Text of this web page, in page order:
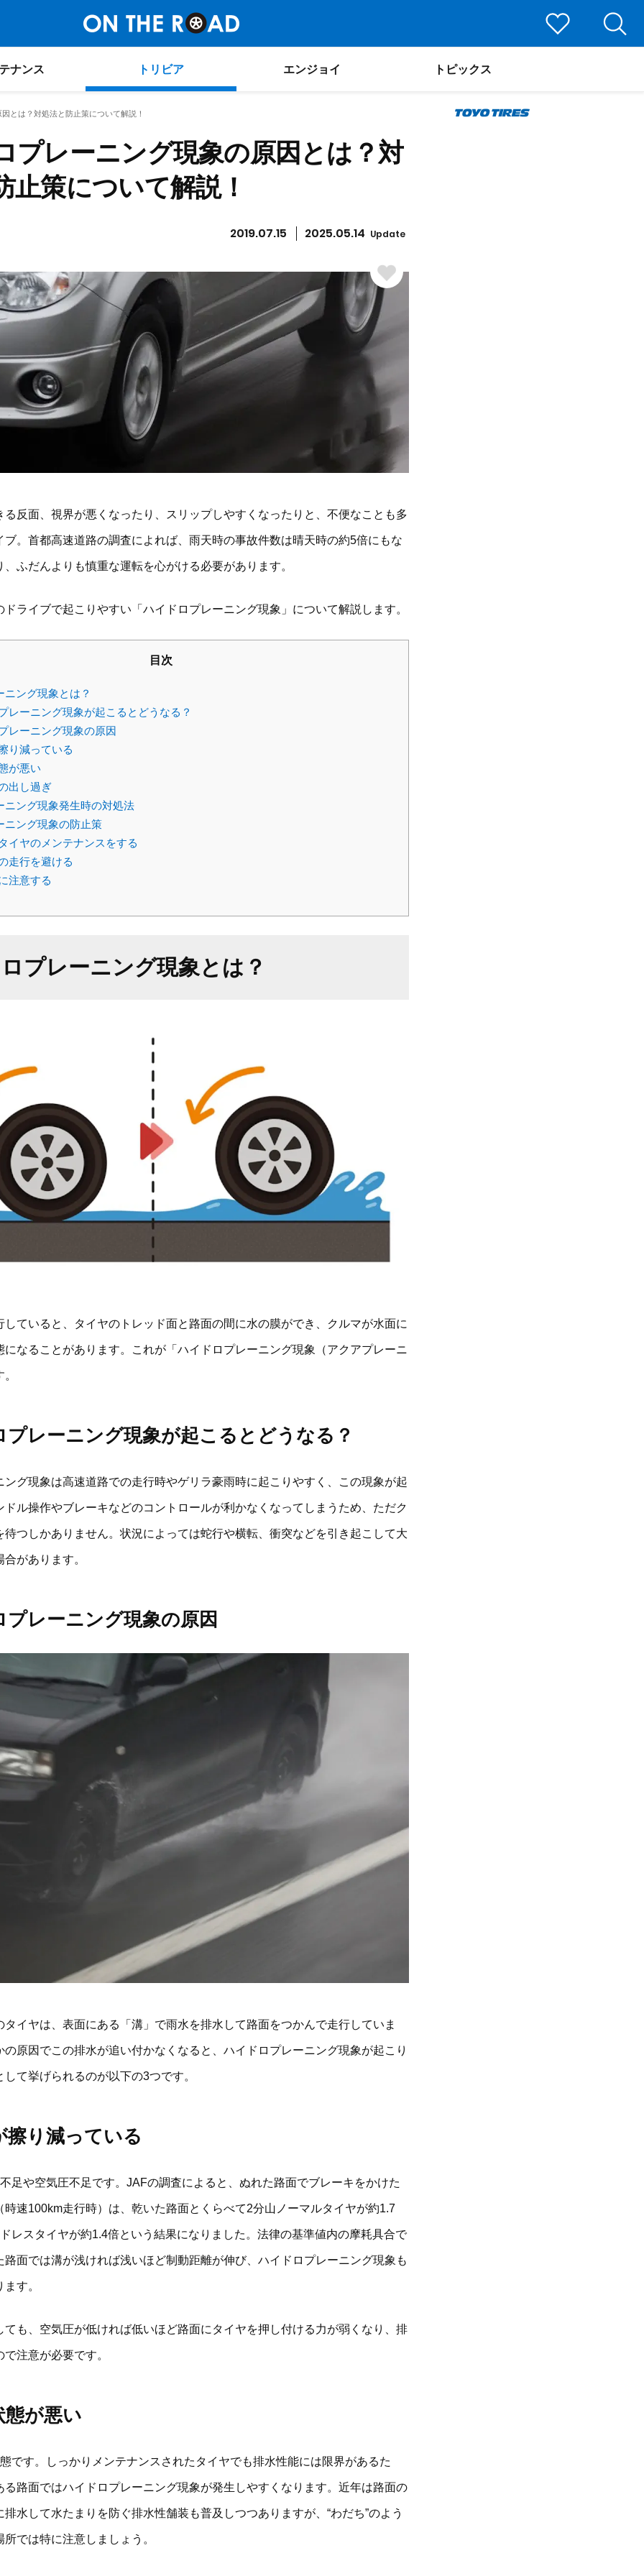
ナンス トリビア エンジョイ トピックス
とは？対処法と防止策について解説！
プレーニング現象の原因とは？対
止策について解説！
2019.07.15 2025.05.14 Update
る反面、視界が悪くなったり、スリップしやすくなったりと、不便なことも多
ブ。首都高速道路の調査によれば、雨天時の事故件数は晴天時の約5倍にもな
ふだんよりも慎重な運転を心がける必要があります。
ライブで起こりやすい「ハイドロプレーニング現象」について解説します。
目次
ング現象とは？
レーニング現象が起こるとどうなる？
レーニング現象の原因
り減っている
が悪い
出し過ぎ
ング現象発生時の対処法
ング現象の防止策
イヤのメンテナンスをする
走行を避ける
注意する
プレーニング現象とは？
していると、タイヤのトレッド面と路面の間に水の膜ができ、クルマが水面に
になることがあります。これが「ハイドロプレーニング現象（アクアプレーニ
プレーニング現象が起こるとどうなる？
ング現象は高速道路での走行時やゲリラ豪雨時に起こりやすく、この現象が起
ドル操作やブレーキなどのコントロールが利かなくなってしまうため、ただク
待つしかありません。状況によっては蛇行や横転、衝突などを引き起こして大
があります。
プレーニング現象の原因
タイヤは、表面にある「溝」で雨水を排水して路面をつかんで走行していま
の原因でこの排水が追い付かなくなると、ハイドロプレーニング現象が起こり
て挙げられるのが以下の3つです。
擦り減っている
足や空気圧不足です。JAFの調査によると、ぬれた路面でブレーキをかけた
時速100km走行時）は、乾いた路面とくらべて2分山ノーマルタイヤが約1.7
レスタイヤが約1.4倍という結果になりました。法律の基準値内の摩耗具合で
路面では溝が浅ければ浅いほど制動距離が伸び、ハイドロプレーニング現象も
す。
ても、空気圧が低ければ低いほど路面にタイヤを押し付ける力が弱くなり、排
注意が必要です。
態が悪い
です。しっかりメンテナンスされたタイヤでも排水性能には限界があるた
る路面ではハイドロプレーニング現象が発生しやすくなります。近年は路面の
水して水たまりを防ぐ排水性舗装も普及しつつありますが、“わだち”のよう
では特に注意しましょう。